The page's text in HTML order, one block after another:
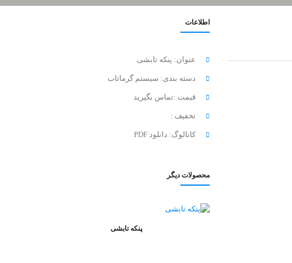
اطلاعات
عنوان: پنکه تابشی
دسته بندی: سیستم گرماتاب
قیمت :تماس بگیرید
تخفیف :
کاتالوگ: دانلود PDF
محصولات دیگر
پنکه تابشی